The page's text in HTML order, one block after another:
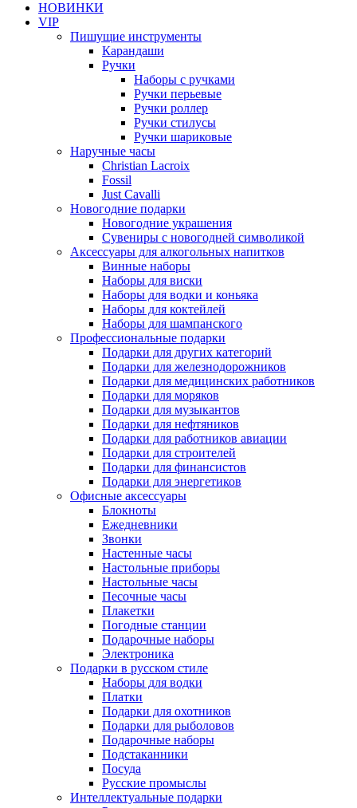
НОВИНКИ
VIP
Пишущие инструменты
Карандаши
Ручки
Наборы с ручками
Ручки перьевые
Ручки роллер
Ручки стилусы
Ручки шариковые
Наручные часы
Christian Lacroix
Fossil
Just Cavalli
Новогодние подарки
Новогодние украшения
Сувениры с новогодней символикой
Аксессуары для алкогольных напитков
Винные наборы
Наборы для виски
Наборы для водки и коньяка
Наборы для коктейлей
Наборы для шампанского
Профессиональные подарки
Подарки для других категорий
Подарки для железнодорожников
Подарки для медицинских работников
Подарки для моряков
Подарки для музыкантов
Подарки для нефтяников
Подарки для работников авиации
Подарки для строителей
Подарки для финансистов
Подарки для энергетиков
Офисные аксессуары
Блокноты
Ежедневники
Звонки
Настенные часы
Настольные приборы
Настольные часы
Песочные часы
Плакетки
Погодные станции
Подарочные наборы
Электроника
Подарки в русском стиле
Наборы для водки
Платки
Подарки для охотников
Подарки для рыболовов
Подарочные наборы
Подстаканники
Посуда
Русские промыслы
Интеллектуальные подарки